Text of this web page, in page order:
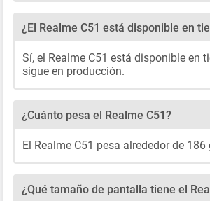
¿El Realme C51 está disponible en
Sí, el Realme C51 está disponible en
sigue en producción.
¿Cuánto pesa el Realme C51?
El Realme C51 pesa alrededor de 186
¿Qué tamaño de pantalla tiene el